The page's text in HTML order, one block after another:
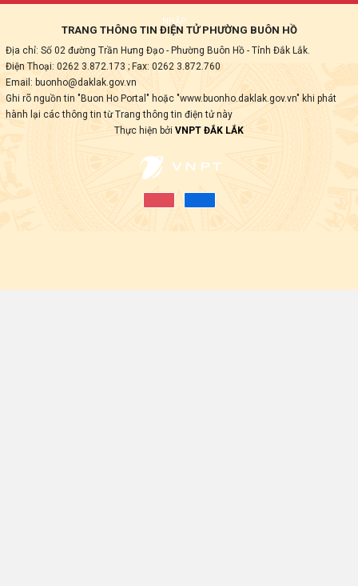
NHẬP
TRANG THÔNG TIN ĐIỆN TỬ PHƯỜNG BUÔN HỒ
Địa chỉ: Số 02 đường Trần Hưng Đạo - Phường Buôn Hồ - Tỉnh Đắk Lắk.
Điện Thoại: 0262 3.872.173 ; Fax: 0262 3.872.760
Email: buonho@daklak.gov.vn
Ghi rõ nguồn tin "Buon Ho Portal" hoặc "www.buonho.daklak.gov.vn" khi phát
hành lại các thông tin từ Trang thông tin điện tử này
Thực hiện bởi VNPT ĐẮK LẮK